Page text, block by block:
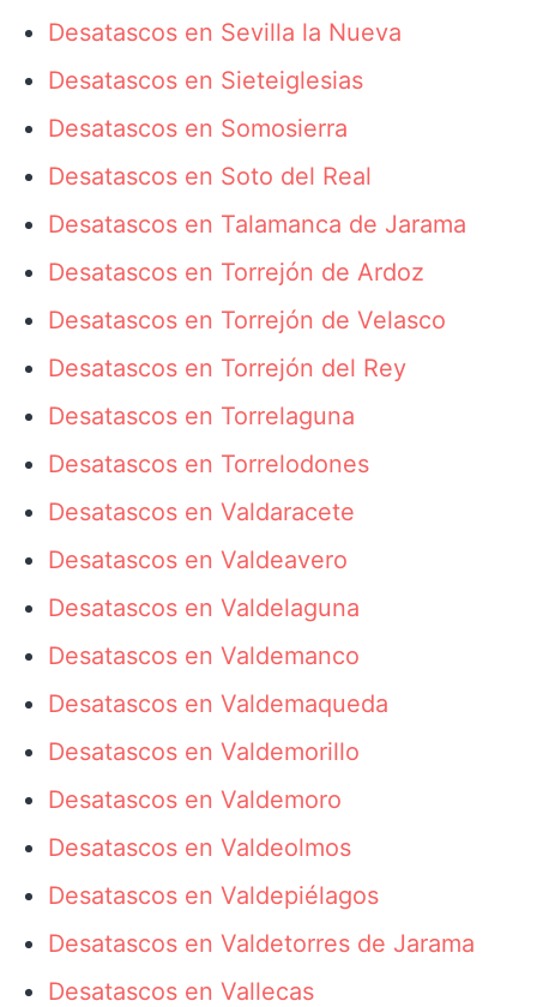
Desatascos en Sevilla la Nueva
Desatascos en Sieteiglesias
Desatascos en Somosierra
Desatascos en Soto del Real
Desatascos en Talamanca de Jarama
Desatascos en Torrejón de Ardoz
Desatascos en Torrejón de Velasco
Desatascos en Torrejón del Rey
Desatascos en Torrelaguna
Desatascos en Torrelodones
Desatascos en Valdaracete
Desatascos en Valdeavero
Desatascos en Valdelaguna
Desatascos en Valdemanco
Desatascos en Valdemaqueda
Desatascos en Valdemorillo
Desatascos en Valdemoro
Desatascos en Valdeolmos
Desatascos en Valdepiélagos
Desatascos en Valdetorres de Jarama
Desatascos en Vallecas